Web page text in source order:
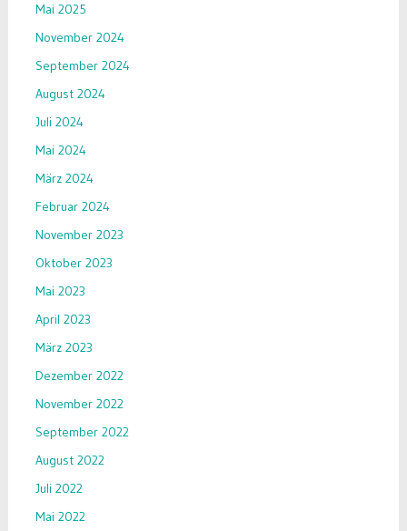
Mai 2025
November 2024
September 2024
August 2024
Juli 2024
Mai 2024
März 2024
Februar 2024
November 2023
Oktober 2023
Mai 2023
April 2023
März 2023
Dezember 2022
November 2022
September 2022
August 2022
Juli 2022
Mai 2022